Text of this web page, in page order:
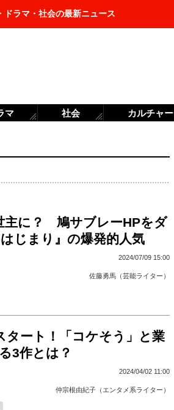
ドラマ・社会の最新ニュース
主に？ 鳩サブレーHPをダ
じまり』の爆発的人気
2024/07/09 15:00
佐藤勇馬（芸能ライター）
タート！「コケそう」と業
3作とは？
2024/04/02 11:00
仲宗根由紀子（エンタメ系ライター）
マ 社会 カルチャー